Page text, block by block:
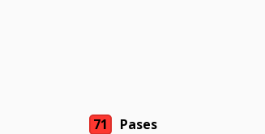
71 Pases